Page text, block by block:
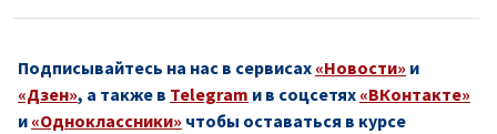
Подписывайтесь на нас в сервисах «Новости» и
«Дзен», а также в Telegram и в соцсетях «ВКонтакте»
и «Одноклассники» чтобы оставаться в курсе